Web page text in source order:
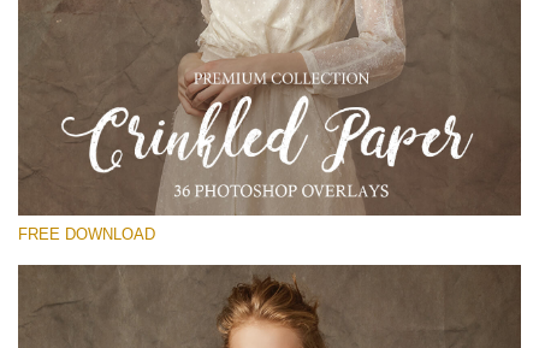
Please select
Free Photoshop Overlay
Small 800*533px
Сrinkled Paper
(36 Overlays)
Entire Collection
FREE DOWNLOAD